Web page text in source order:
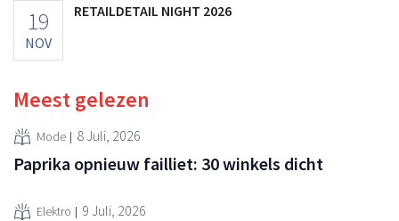
19
NOV
RETAILDETAIL NIGHT 2026
Meest gelezen
Mode 8 Juli, 2026
Paprika opnieuw failliet: 30 winkels dicht
Elektro 9 Juli, 2026